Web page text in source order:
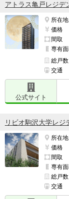
アトラス亀戸レジデ
所在地
価格
間取
専有
総戸数
交通
公式サイト
リビオ駒沢大学レジ
所在地
価格
間取
専有
総戸数
交通